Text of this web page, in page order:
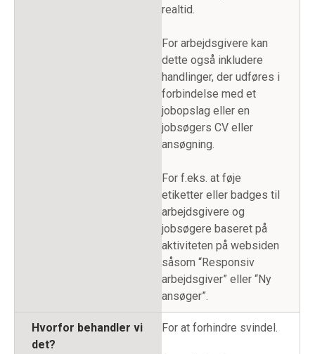
realtid.
For arbejdsgivere kan
dette også inkludere
handlinger, der udføres i
forbindelse med et
jobopslag eller en
jobsøgers CV eller
ansøgning.
For f.eks. at føje
etiketter eller badges til
arbejdsgivere og
jobsøgere baseret på
aktiviteten på websiden
såsom “Responsiv
arbejdsgiver” eller “Ny
ansøger”.
Hvorfor behandler vi
det?
For at forhindre svindel.